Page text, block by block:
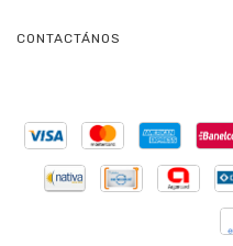
CONTACTÁNOS